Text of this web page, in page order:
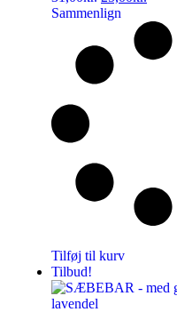
Sammenlign
Tilføj til kurv
Tilbud!